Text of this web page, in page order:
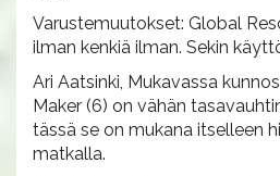
Varustemuutokset: Global
ilman kenkiä ilman. Sekin
Ari Aatsinki, Mukavassa
Maker (6) on vähän
tässä se on mukana itselleen
matkalla.